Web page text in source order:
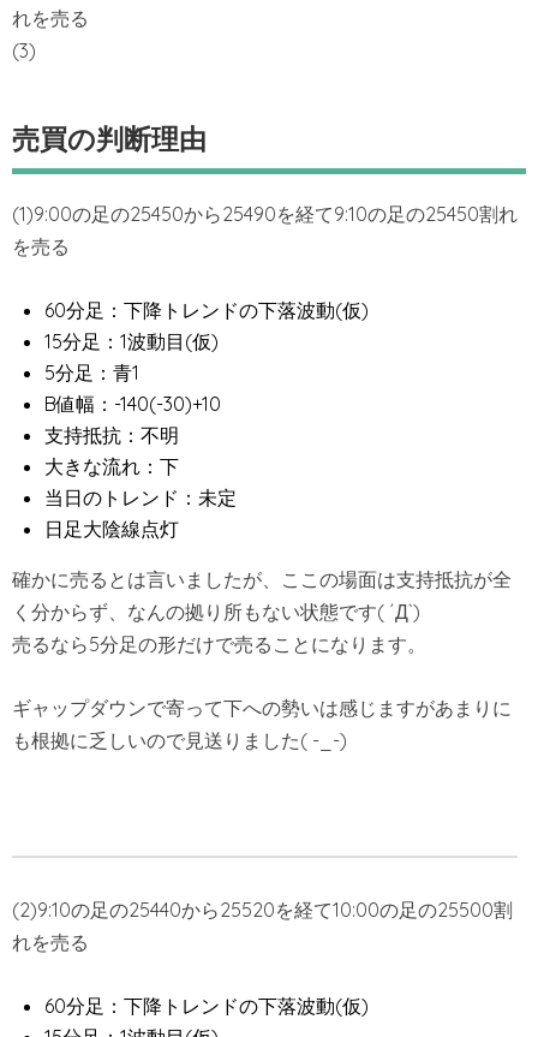
れを売る
(3)
売買の判断理由
(1)9:00の足の25450から25490を経て9:10の足の25450割れ
を売る
60分足：下降トレンドの下落波動(仮)
15分足：1波動目(仮)
5分足：青1
B値幅：-140(-30)+10
支持抵抗：不明
大きな流れ：下
当日のトレンド：未定
日足大陰線点灯
確かに売るとは言いましたが、ここの場面は支持抵抗が全
く分からず、なんの拠り所もない状態です( ´Д`)
売るなら5分足の形だけで売ることになります。
ギャップダウンで寄って下への勢いは感じますがあまりに
も根拠に乏しいので見送りました( -_-)
(2)9:10の足の25440から25520を経て10:00の足の25500割
れを売る
60分足：下降トレンドの下落波動(仮)